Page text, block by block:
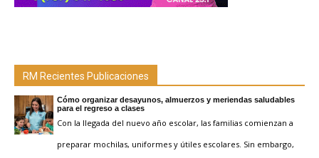
RM Recientes Publicaciones
Cómo organizar desayunos, almuerzos y meriendas saludables
para el regreso a clases
Con la llegada del nuevo año escolar, las familias comienzan a
preparar mochilas, uniformes y útiles escolares. Sin embargo,